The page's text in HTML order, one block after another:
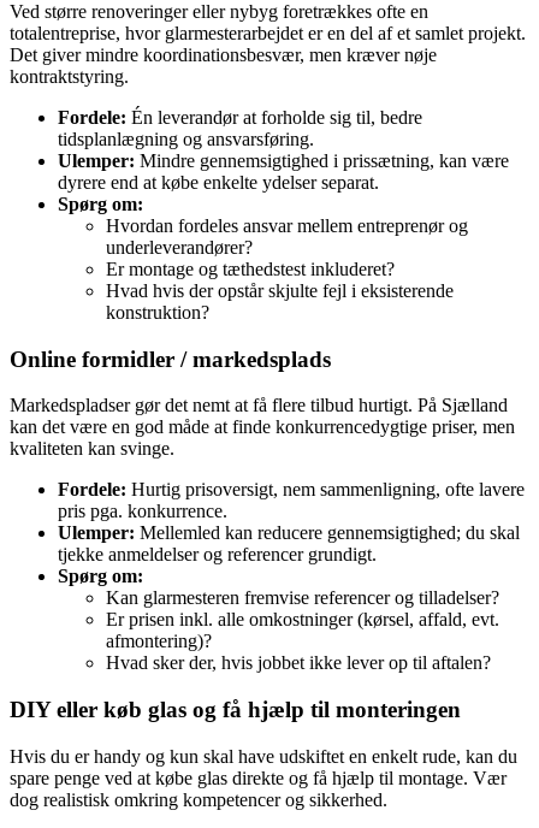
Ved større renoveringer eller nybyg foretrækkes ofte en
totalentreprise, hvor glarmesterarbejdet er en del af et samlet projekt.
Det giver mindre koordinationsbesvær, men kræver nøje
kontraktstyring.
Fordele: Én leverandør at forholde sig til, bedre
tidsplanlægning og ansvarsføring.
Ulemper: Mindre gennemsigtighed i prissætning, kan være
dyrere end at købe enkelte ydelser separat.
Spørg om:
Hvordan fordeles ansvar mellem entreprenør og
underleverandører?
Er montage og tæthedstest inkluderet?
Hvad hvis der opstår skjulte fejl i eksisterende
konstruktion?
Online formidler / markedsplads
Markedspladser gør det nemt at få flere tilbud hurtigt. På Sjælland
kan det være en god måde at finde konkurrencedygtige priser, men
kvaliteten kan svinge.
Fordele: Hurtig prisoversigt, nem sammenligning, ofte lavere
pris pga. konkurrence.
Ulemper: Mellemled kan reducere gennemsigtighed; du skal
tjekke anmeldelser og referencer grundigt.
Spørg om:
Kan glarmesteren fremvise referencer og tilladelser?
Er prisen inkl. alle omkostninger (kørsel, affald, evt.
afmontering)?
Hvad sker der, hvis jobbet ikke lever op til aftalen?
DIY eller køb glas og få hjælp til monteringen
Hvis du er handy og kun skal have udskiftet en enkelt rude, kan du
spare penge ved at købe glas direkte og få hjælp til montage. Vær
dog realistisk omkring kompetencer og sikkerhed.